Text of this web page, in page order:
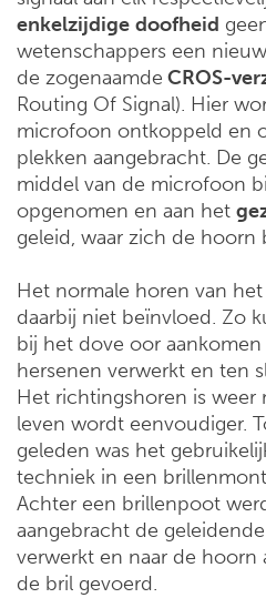
enkelzijdige doofheid
wetenschappers een
de zogenaamde CROS-
Routing Of Signal). Hier
microfoon ontkoppeld en
plekken aangebracht. De
middel van de microfoon
opgenomen en aan het
geleid, waar zich de hoorn
Het normale horen van
daarbij niet beïnvloed. Zo
bij het dove oor
hersenen verwerkt en ten
Het richtingshoren is weer
leven wordt eenvoudiger.
geleden was het
techniek in een
Achter een brillenpoot
aangebracht de
verwerkt en naar de hoorn
de bril gevoerd.